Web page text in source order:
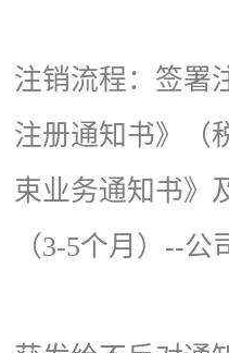
注销流程： 签署
注册通知书》（
束业务通知书》
（3-5个月）--